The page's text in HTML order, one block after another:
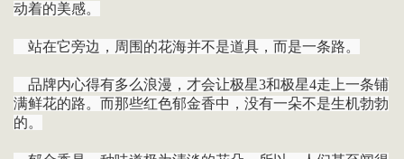
动着的美感。
站在它旁边，周围的花海并不是道具，而是一条路。
品牌内心得有多么浪漫，才会让极星3和极星4走上一条铺
满鲜花的路。而那些红色郁金香中，没有一朵不是生机勃勃
的。